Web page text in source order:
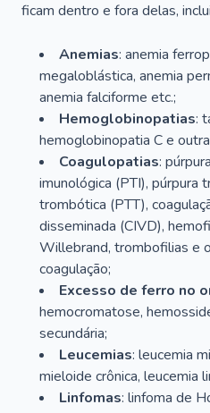
ficam dentro e fora delas,
Anemias: anemia
megaloblástica, anemia
anemia falciforme etc.;
Hemoglobinopatias:
hemoglobinopatia C e
Coagulopatias:
imunológica (PTI), púrpura
trombótica (PTT),
disseminada (CIVD),
Willebrand, trombofilias e
coagulação;
Excesso de ferro no
hemocromatose,
secundária;
Leucemias: leucemia
mieloide crônica, leucemia
Linfomas: linfoma de